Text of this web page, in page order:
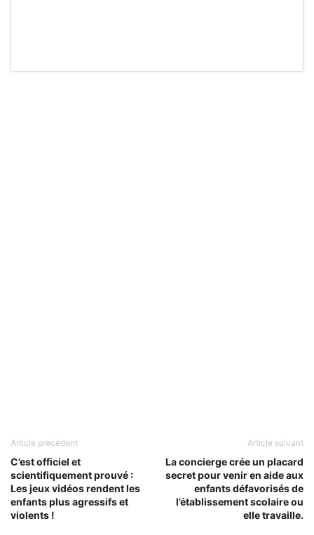
Article précédent
C’est officiel et
scientifiquement prouvé :
Les jeux vidéos rendent les
enfants plus agressifs et
violents !
Article suivant
La concierge crée un placard
secret pour venir en aide aux
enfants défavorisés de
l’établissement scolaire ou
elle travaille.